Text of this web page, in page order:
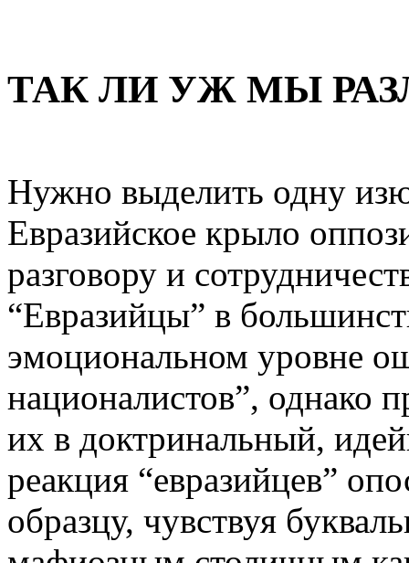
ТАК ЛИ УЖ МЫ
Нужно выделить одну
Евразийское крыло
разговору и
“Евразийцы” в
эмоциональном уровне
националистов”, однако
их в доктринальный,
реакция “евразийцев”
образцу, чувствуя